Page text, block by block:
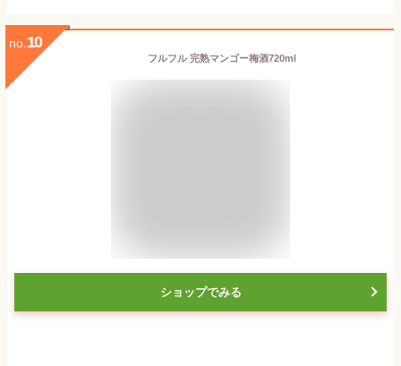
no. 10
フルフル 完熟マンゴー梅酒720ml
ショップでみる